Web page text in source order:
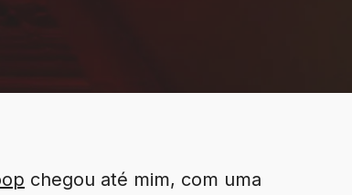
chegou até mim, com uma